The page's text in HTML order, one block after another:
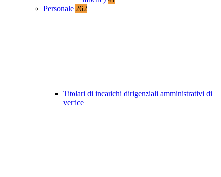
Personale 262
Titolari di incarichi dirigenziali amministrativi di
vertice